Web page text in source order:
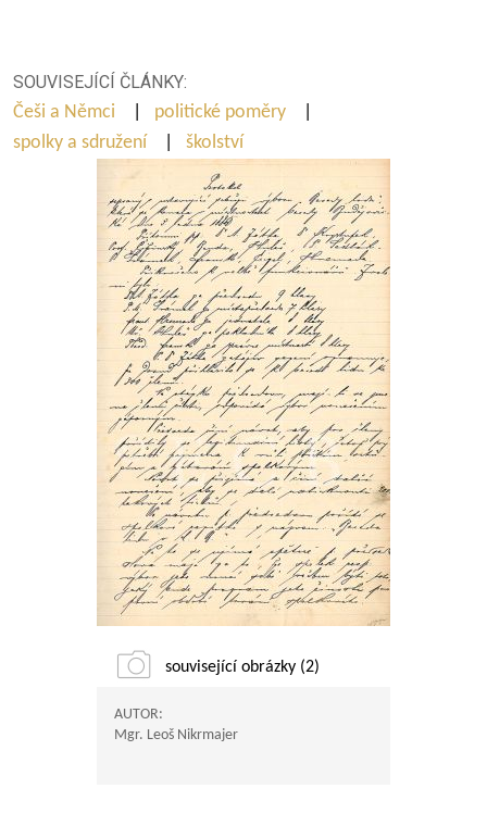
SOUVISEJÍCÍ ČLÁNKY:
Češi a Němci
politické poměry
spolky a sdružení
školství
související obrázky (2)
AUTOR:
Mgr. Leoš Nikrmajer